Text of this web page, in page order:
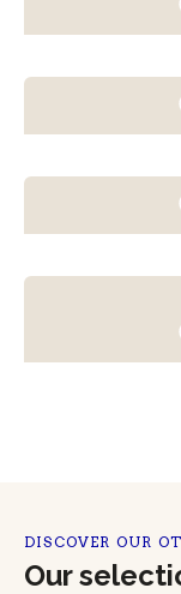
DISCOVER OUR
Our